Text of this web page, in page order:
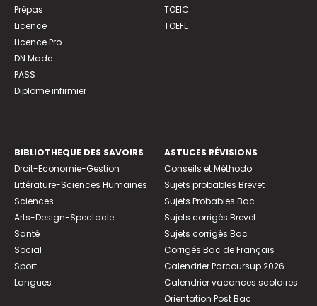
Prépas
Licence
Licence Pro
DN Made
PASS
Diplome infirmier
TOEIC
TOEFL
BIBLIOTHEQUE DES SAVOIRS
Droit-Economie-Gestion
Littérature-Sciences Humaines
Sciences
Arts-Design-Spectacle
Santé
Social
Sport
Langues
ASTUCES RÉVISIONS
Conseils et Méthodo
Sujets probables Brevet
Sujets Probables Bac
Sujets corrigés Brevet
Sujets corrigés Bac
Corrigés Bac de Français
Calendrier Parcoursup 2026
Calendrier vacances scolaires
Orientation Post Bac